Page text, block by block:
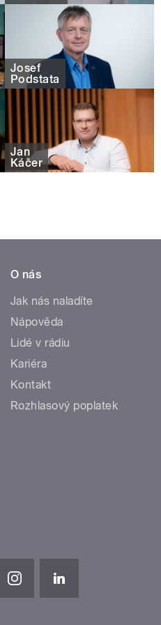
Josef
Podstata
Jan
Káčer
O nás
Jak nás naladíte
Nápověda
Lidé v rádiu
Kariéra
Kontakt
Rozhlasový poplatek